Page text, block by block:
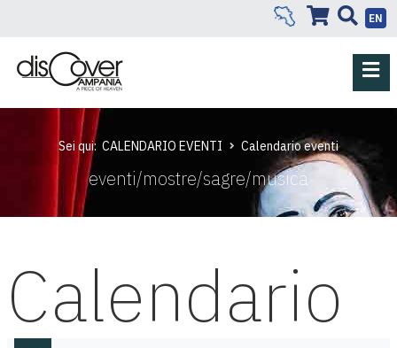
EN
Sei qui: CALENDARIO EVENTI Calendario eventi
eventi/mostre/sagre/musica
Calendario